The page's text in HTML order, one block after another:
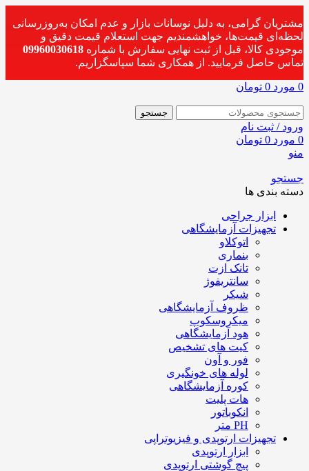
مشتریان گرامی، به دلیل نوسانات بازار و عدم امکان به‌روزرسانی
لحظه‌ای قیمت‌ها، خواهشمندیم جهت استعلام قیمت دقیق و
موجودی کالا، قبل از ثبت نهایی سفارش با شماره 09960030618
تماس حاصل فرمایید. از همکاری شما سپاسگزاریم.
0 مورد 0 تومان
جستجو
ورود / ثبت نام
0 مورد 0 تومان
منو
جستجو
دسته بندی ها
ابزار جراحی
تجهیزات آزمایشگاهی
اتوکلاو
بنماری
تانک ازت
سانتریفوژ
شیکر
ظروف آزمایشگاهی
میکروسکوپ
هود آزمایشگاهی
کیت های تشخیص
فور و آون
لوله های خونگیری
کوره آزمایشگاهی
هات پلیت
انکوباتور
PH متر
تجهیزات ارتوپدی و فیزیوتراپی
ابزار ارتوپدی
پیچ گوشتی ارتوپدی